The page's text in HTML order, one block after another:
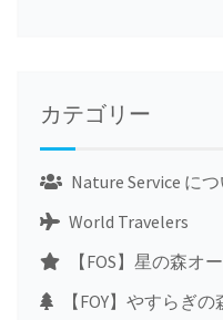
カテゴリー
Nature Service に
World Travelers
【FOS】星の森オ
【FOY】やすらぎ